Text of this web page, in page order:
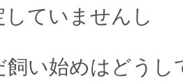
していませんし
飼い始めはどう